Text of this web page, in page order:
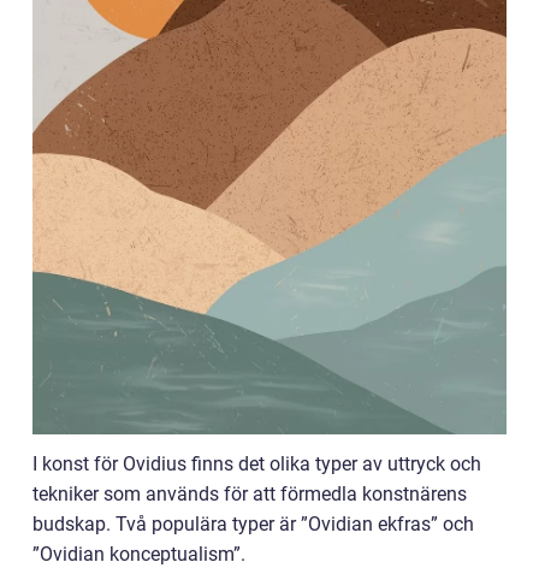
I konst för Ovidius finns det olika typer av uttryck och
tekniker som används för att förmedla konstnärens
budskap. Två populära typer är ”Ovidian ekfras” och
”Ovidian konceptualism”.